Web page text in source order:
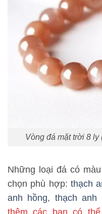
Vòng đá mặt trời 8
Những loại đá có
chọn phù hợp: thạch
anh hồng, thạch anh